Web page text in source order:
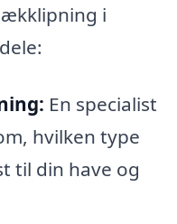
i
En specialist
hvilken type
til din have og